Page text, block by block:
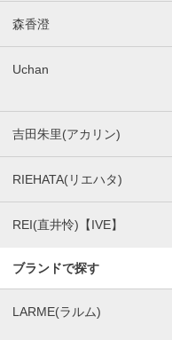
森香澄
Uchan
吉田朱里(アカリン)
RIEHATA(リエハタ)
REI(直井怜)【IVE】
ブランドで探す
LARME(ラルム)